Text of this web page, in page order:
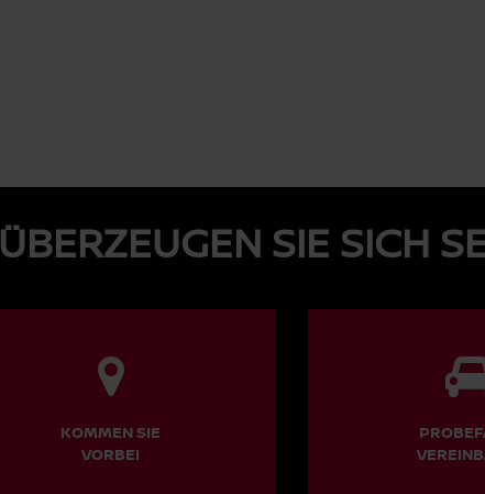
ÜBERZEUGEN SIE SICH
KOMMEN SIE
VORBEI